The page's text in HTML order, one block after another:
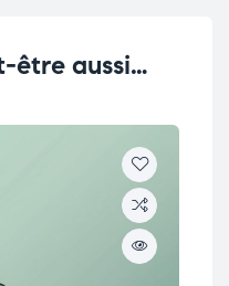
être aussi…